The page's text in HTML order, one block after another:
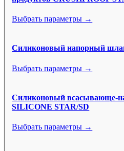
Выбрать параметры →
Силиконовый напорный
Выбрать параметры →
Силиконовый всасывающе-
SILICONE STAR/SD
Выбрать параметры →